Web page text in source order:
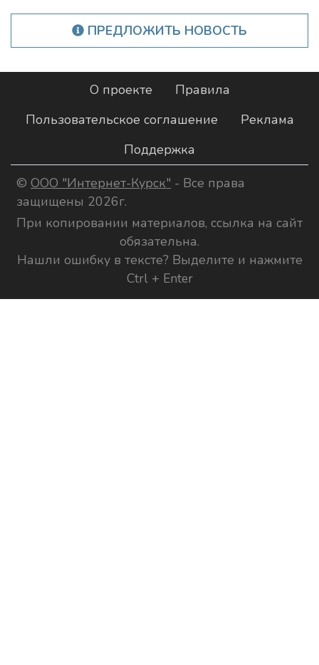
ПРЕДЛОЖИТЬ НОВОСТЬ
О проекте
Правила
Пользовательское соглашение
Реклама
Поддержка
© ООО "Интернет-Курск" - Все права
защищены 2026г.
При копировании материалов, ссылка на сайт
обязательна.
Нашли ошибку в тексте? Выделите и нажмите
Ctrl + Enter